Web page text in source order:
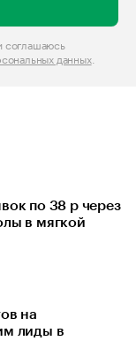
соглашаюсь
данных.
по 38 р через
в мягкой
на
лиды в